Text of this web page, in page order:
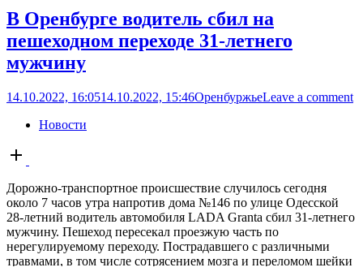
В Оренбурге водитель сбил на
пешеходном переходе 31-летнего
мужчину
14.10.2022, 16:0514.10.2022, 15:46ОренбуржьеLeave a comment
Новости
Open
post
Дорожно-транспортное происшествие случилось сегодня
около 7 часов утра напротив дома №146 по улице Одесской
28-летний водитель автомобиля LADA Granta сбил 31-летнего
мужчину. Пешеход пересекал проезжую часть по
нерегулируемому переходу. Пострадавшего с различными
травмами, в том числе сотрясением мозга и переломом шейки